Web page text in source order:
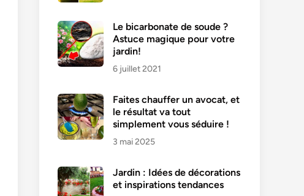
Le bicarbonate de soude ?
Astuce magique pour votre
jardin!
6 juillet 2021
Faites chauffer un avocat, et
le résultat va tout
simplement vous séduire !
3 mai 2025
Jardin : Idées de décorations
et inspirations tendances